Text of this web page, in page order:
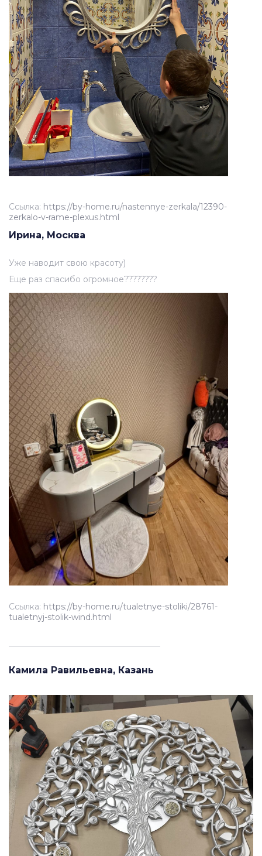
Ссылка: https://by-home.ru/nastennye-zerkala/12390-
zerkalo-v-rame-plexus.html
Ирина, Москва
Уже наводит свою красоту)
Еще раз спасибо огромное????????
Ссылка: https://by-home.ru/tualetnye-stoliki/28761-
tualetnyj-stolik-wind.html
Камила Равильевна, Казань